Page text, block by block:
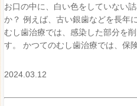
お口の中に、白い色をしていない
か？ 例えば、古い銀歯などを長年
むし歯治療では、感染した部分を
す。 かつてのむし歯治療では、保
2024.03.12